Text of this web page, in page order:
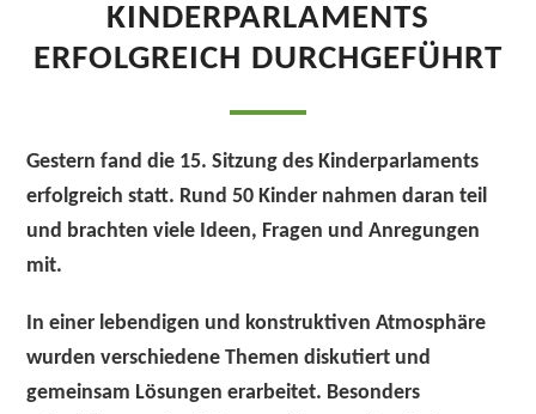
KINDERPARLAMENTS
ERFOLGREICH DURCHGEFÜHRT
Gestern fand die 15. Sitzung des Kinderparlaments
erfolgreich statt. Rund 50 Kinder nahmen daran teil
und brachten viele Ideen, Fragen und Anregungen
mit.
In einer lebendigen und konstruktiven Atmosphäre
wurden verschiedene Themen diskutiert und
gemeinsam Lösungen erarbeitet. Besonders